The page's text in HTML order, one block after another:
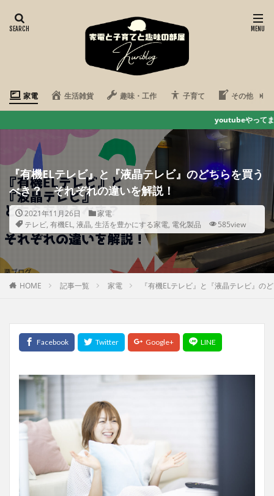
家電 生活雑貨 趣味・工作 子育て その他
youtubeやってます 疲れた心をハ
『有機ELテレビ』と『液晶テレビ』のどちらを買う
べき？ それぞれの違いを解説！
2021年11月26日
家電
テレビ, 有機EL, 液晶, 生活を豊かにする家電, 電化製品 585view
HOME 記事一覧 家電 『有機ELテレビ』と『液晶テレビ』